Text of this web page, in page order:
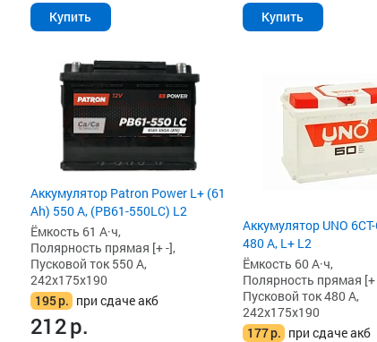
Купить Купить
Аккумулятор Patron Power L+ (61
Ah) 550 А, (PB61-550LC) L2
Ёмкость 61 А·ч,
Полярность прямая [+ -],
Пусковой ток 550 А,
242x175x190
195р. при сдаче акб
212р.
Аккумулятор UNO
480 А, L+ L2
Ёмкость 60 А·ч,
Полярность прямая [+
Пусковой ток 480 А,
242x175x190
177р. при сдаче акб